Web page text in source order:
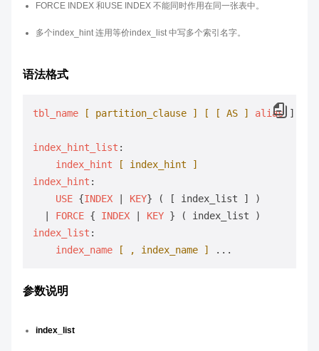
FORCE INDEX 和USE INDEX 不能同时作用在同一张表中。
多个index_hint 连用等价index_list 中写多个索引名字。
语法格式
tbl_name [ partition_clause ] [ [ AS ] alias ]
index_hint_list :
index_hint
[ index_hint ]
index_hint :
USE {INDEX KEY} ( [ index_list ] )
FORCE { INDEX KEY
index_list :
index_name
[ , index_name ]
参数说明
index_list